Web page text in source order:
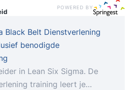
POWERED BY
Black Belt Dienstverlening
benodigde
in Lean Six Sigma. De
training leert je